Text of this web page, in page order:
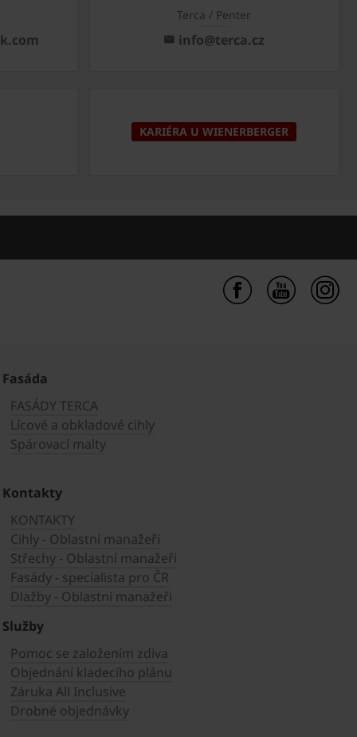
Terca / Penter
info@terca.cz
KARIÉRA U WIENERBERGER
Fasáda
FASÁDY TERCA
Lícové a obkladové cihly
Spárovací malty
Kontakty
KONTAKTY
Cihly - Oblastní manažeři
Střechy - Oblastní manažeři
Fasády - specialista pro ČR
Dlažby - Oblastní manažeři
Služby
Pomoc se založením zdiva
Objednání kladecího plánu
Záruka All Inclusive
Drobné objednávky